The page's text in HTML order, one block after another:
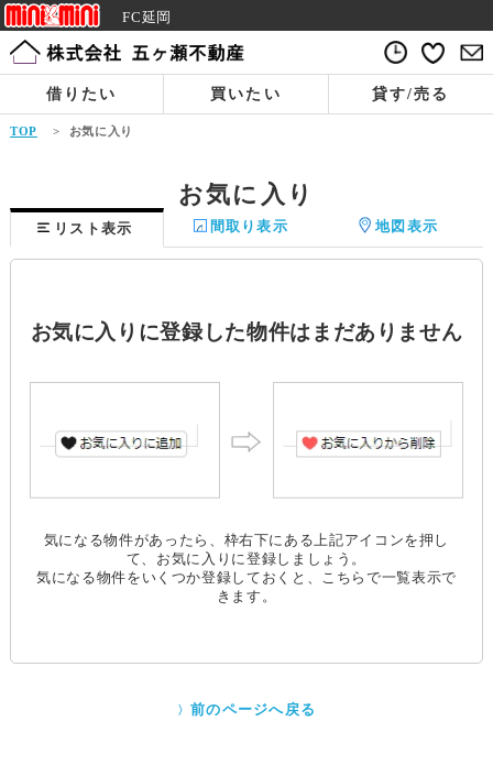
FC延岡
借りたい 買いたい 貸す/売る
TOP > お気に入り
お気に入り
リスト表示 間取り表示 地図表示
お気に入りに登録した物件はまだありません
気になる物件があったら、枠右下にある上記アイコンを押し
て、お気に入りに登録しましょう。
気になる物件をいくつか登録しておくと、こちらで一覧表示で
きます。
前のページへ戻る